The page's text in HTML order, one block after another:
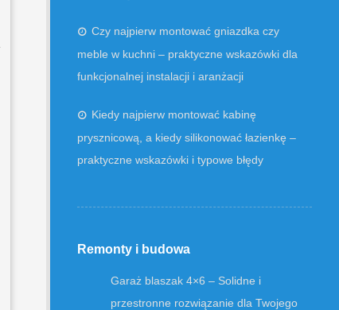
Czy najpierw montować gniazdka czy
meble w kuchni – praktyczne wskazówki dla
funkcjonalnej instalacji i aranżacji
Kiedy najpierw montować kabinę
prysznicową, a kiedy silikonować łazienkę –
praktyczne wskazówki i typowe błędy
Remonty i budowa
Garaż blaszak 4×6 – Solidne i
przestronne rozwiązanie dla Twojego